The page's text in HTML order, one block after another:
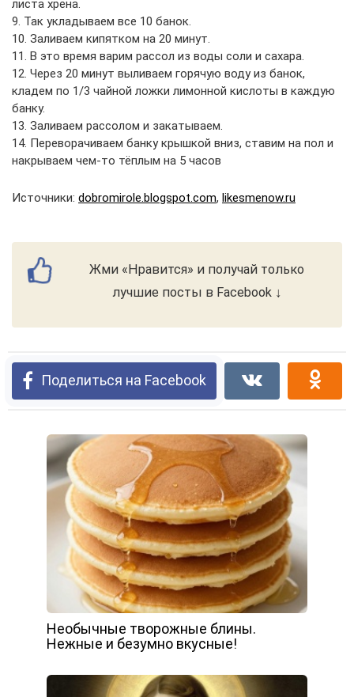
листа хрена.
9. Так укладываем все 10 банок.
10. Заливаем кипятком на 20 минут.
11. В это время варим рассол из воды соли и сахара.
12. Через 20 минут выливаем горячую воду из банок,
кладем по 1/3 чайной ложки лимонной кислоты в каждую
банку.
13. Заливаем рассолом и закатываем.
14. Переворачиваем банку крышкой вниз, ставим на пол и
накрываем чем-то тёплым на 5 часов
Источники: dobromirole.blogspot.com, likesmenow.ru
Жми «Нравится» и получай только
лучшие посты в Facebook ↓
Поделиться на Facebook
Необычные творожные блины.
Нежные и безумно вкусные!